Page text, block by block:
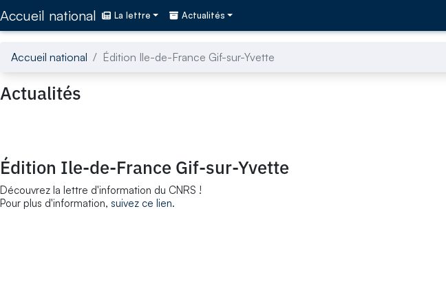
Accueil national La lettre Actualités
Accueil national Édition Ile-de-France Gif-sur-Yvette
Actualités
Édition Ile-de-France Gif-sur-Yvette
Découvrez la lettre d'information du CNRS !
Pour plus d'information, suivez ce lien.